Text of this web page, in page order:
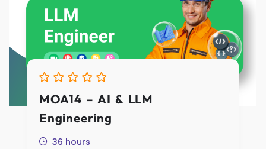
MOA14 – AI & LLM
Engineering
36 hours